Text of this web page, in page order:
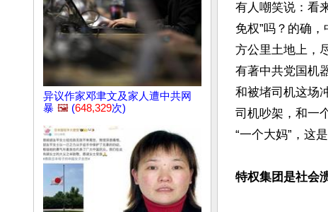
异议作家邓聿文及家人遭中共网
暴 🖼️ (648,329次)
有人嘲笑说：看
免权”吗？的确
方公里土地上，
有著中共党国机
和被堵司机这场
司机吵架，和一
“一个大妈”，这
特权集团是社会